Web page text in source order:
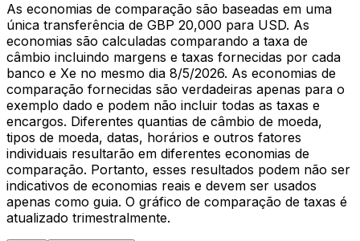
As economias de comparação são baseadas em uma
única transferência de GBP 20,000 para USD. As
economias são calculadas comparando a taxa de
câmbio incluindo margens e taxas fornecidas por cada
banco e Xe no mesmo dia 8/5/2026. As economias de
comparação fornecidas são verdadeiras apenas para o
exemplo dado e podem não incluir todas as taxas e
encargos. Diferentes quantias de câmbio de moeda,
tipos de moeda, datas, horários e outros fatores
individuais resultarão em diferentes economias de
comparação. Portanto, esses resultados podem não ser
indicativos de economias reais e devem ser usados
apenas como guia. O gráfico de comparação de taxas é
atualizado trimestralmente.